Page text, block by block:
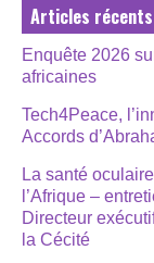
Articles récents
Enquête 2026
africaines
Tech4Peace,
Accords
La santé
l’Afrique –
Directeur
la Cécité